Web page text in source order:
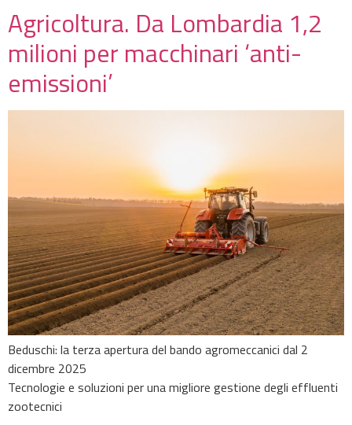
Agricoltura. Da Lombardia 1,2
milioni per macchinari ‘anti-
emissioni’
Beduschi: la terza apertura del bando agromeccanici dal 2
dicembre 2025
Tecnologie e soluzioni per una migliore gestione degli effluenti
zootecnici